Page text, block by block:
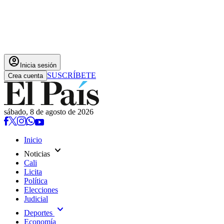
account_circle Inicia sesión
Crea cuenta SUSCRÍBETE
sábado, 8 de agosto de 2026
Inicio
Noticias expand_more
Cali
Licita
Política
Elecciones
Judicial
Deportes expand_more
Economía